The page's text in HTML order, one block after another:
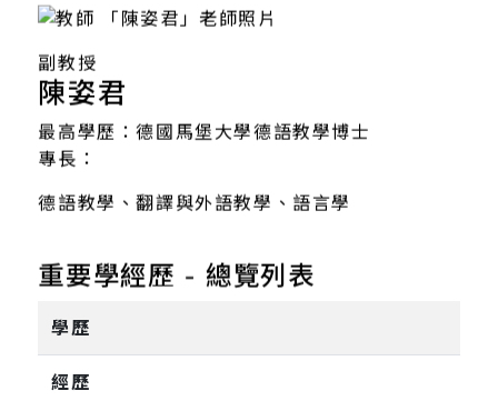
副教授
陳姿君
最高學歷：德國馬堡大學德語教學博士
專長：
德語教學、翻譯與外語教學、語言學
重要學經歷 - 總覽列表
學歷
經歷